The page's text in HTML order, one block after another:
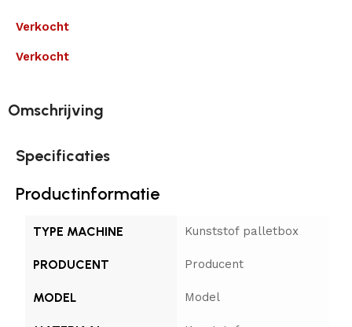
Verkocht
Verkocht
Omschrijving
Specificaties
Productinformatie
TYPE MACHINE Kunststof palletbox
PRODUCENT Producent
MODEL Model